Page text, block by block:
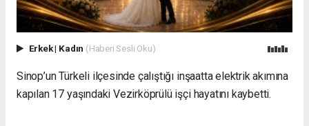
Erkek| Kadın (Haberi Sesli Oku)
Sinop’un Türkeli ilçesinde çalıştığı inşaatta elektrik akımına
kapılan 17 yaşındaki Vezirköprülü işçi hayatını kaybetti.